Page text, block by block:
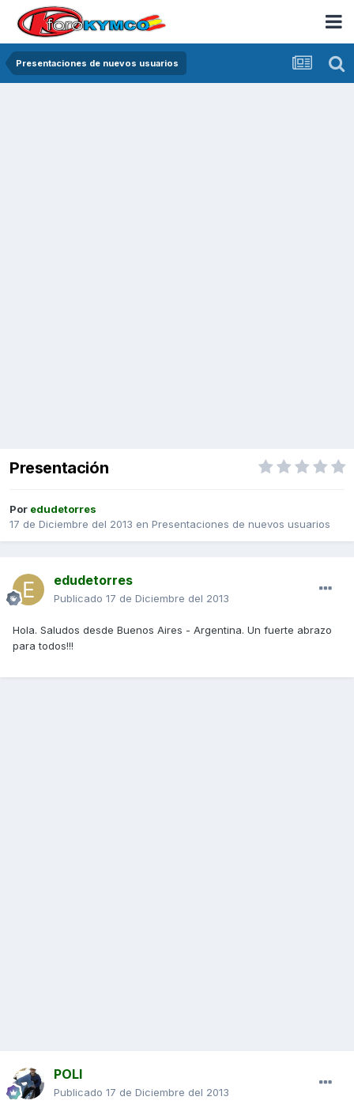
Presentaciones de nuevos usuarios
Presentación
Por edudetorres
17 de Diciembre del 2013 en Presentaciones de nuevos usuarios
edudetorres
Publicado 17 de Diciembre del 2013
Hola. Saludos desde Buenos Aires - Argentina. Un fuerte abrazo
para todos!!!
POLI
Publicado 17 de Diciembre del 2013